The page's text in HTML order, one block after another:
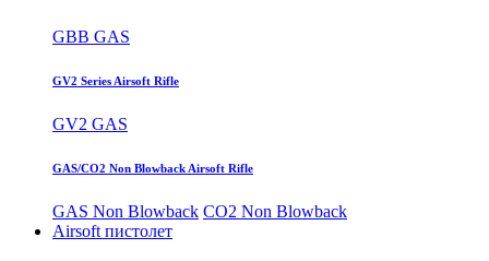
GBB GAS
GV2 Series Airsoft Rifle
GV2 GAS
GAS/CO2 Non Blowback Airsoft Rifle
GAS Non Blowback CO2 Non Blowback
Airsoft пистолет